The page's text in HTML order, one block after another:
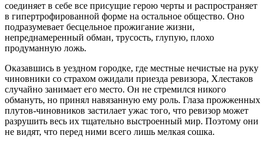
соединяет в себе все присущие герою черты и распространяет
в гипертрофированной форме на остальное общество. Оно
подразумевает бесцельное прожигание жизни,
непреднамеренный обман, трусость, глупую, плохо
продуманную ложь.
Оказавшись в уездном городке, где местные нечистые на руку
чиновники со страхом ожидали приезда ревизора, Хлестаков
случайно занимает его место. Он не стремился никого
обмануть, но принял навязанную ему роль. Глаза прожженных
плутов-чиновников застилает ужас того, что ревизор может
разрушить весь их тщательно выстроенный мир. Поэтому они
не видят, что перед ними всего лишь мелкая сошка.